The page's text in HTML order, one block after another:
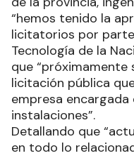
“hemos tenido la
licitatorios por
Tecnología de la
que “próximamente
licitación pública
empresa
instalaciones”.
Detallando que
en todo lo